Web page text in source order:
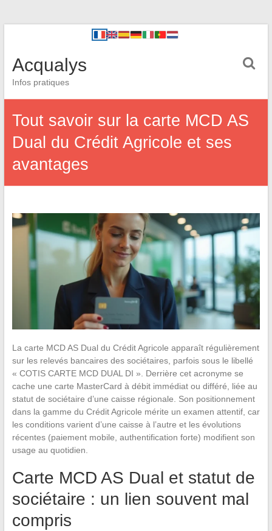
Acqualys
Infos pratiques
Tout savoir sur la carte MCD AS
Dual du Crédit Agricole et ses
avantages
La carte MCD AS Dual du Crédit Agricole apparaît régulièrement
sur les relevés bancaires des sociétaires, parfois sous le libellé
« COTIS CARTE MCD DUAL DI ». Derrière cet acronyme se
cache une carte MasterCard à débit immédiat ou différé, liée au
statut de sociétaire d’une caisse régionale. Son positionnement
dans la gamme du Crédit Agricole mérite un examen attentif, car
les conditions varient d’une caisse à l’autre et les évolutions
récentes (paiement mobile, authentification forte) modifient son
usage au quotidien.
Carte MCD AS Dual et statut de
sociétaire : un lien souvent mal
compris